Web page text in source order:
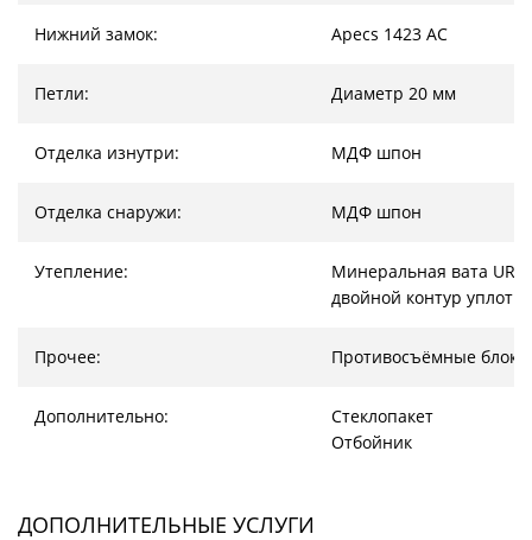
Нижний замок: Apecs 1423 AC
Петли: Диаметр 20 мм
Отделка изнутри: МДФ шпон
Отделка снаружи: МДФ шпон
Утепление:
Минеральная вата
двойной контур
Прочее: Противосъёмные
Дополнительно:
Стеклопакет
Отбойник
ДОПОЛНИТЕЛЬНЫЕ УСЛУГИ